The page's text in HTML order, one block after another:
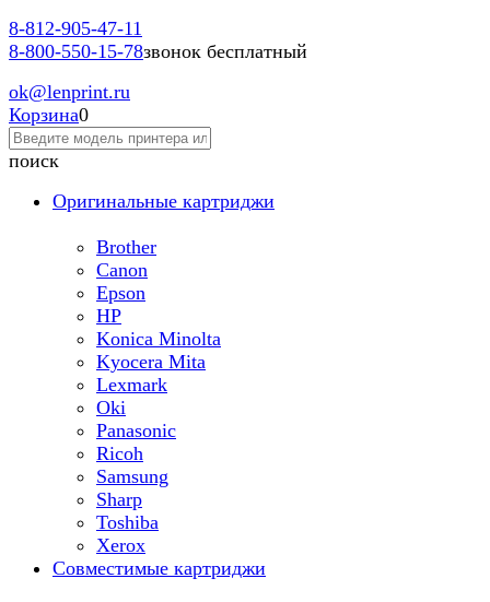
8-812-905-47-11
8-800-550-15-78звонок бесплатный
ok@lenprint.ru
Корзина0
поиск
Оригинальные картриджи
Brother
Canon
Epson
HP
Konica Minolta
Kyocera Mita
Lexmark
Oki
Panasonic
Ricoh
Samsung
Sharp
Toshiba
Xerox
Совместимые картриджи